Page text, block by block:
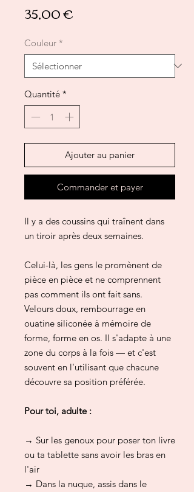
35,00 €Prix
Couleur *
Quantité *
Ajouter au panier
Commander et payer
Il y a des coussins qui traînent dans
un tiroir après deux semaines.
Celui-là, les gens le promènent de
pièce en pièce et ne comprennent
pas comment ils ont fait sans.
Velours doux, rembourrage en
ouatine siliconée à mémoire de
forme, forme en os. Il s'adapte à une
zone du corps à la fois — et c'est
souvent en l'utilisant que chacune
découvre sa position préférée.
Pour toi, adulte :
→ Sur les genoux pour poser ton livre
ou ta tablette sans avoir les bras en
l'air
→ Dans la nuque, assis dans le